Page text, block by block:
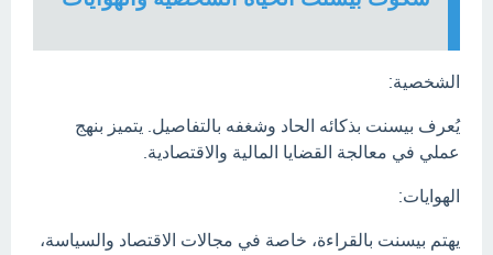
الشخصية:
يُعرف بيسنت بذكائه الحاد وشغفه بالتفاصيل. يتميز بنهج
عملي في معالجة القضايا المالية والاقتصادية.
الهوايات:
يهتم بيسنت بالقراءة، خاصة في مجالات الاقتصاد والسياسة،